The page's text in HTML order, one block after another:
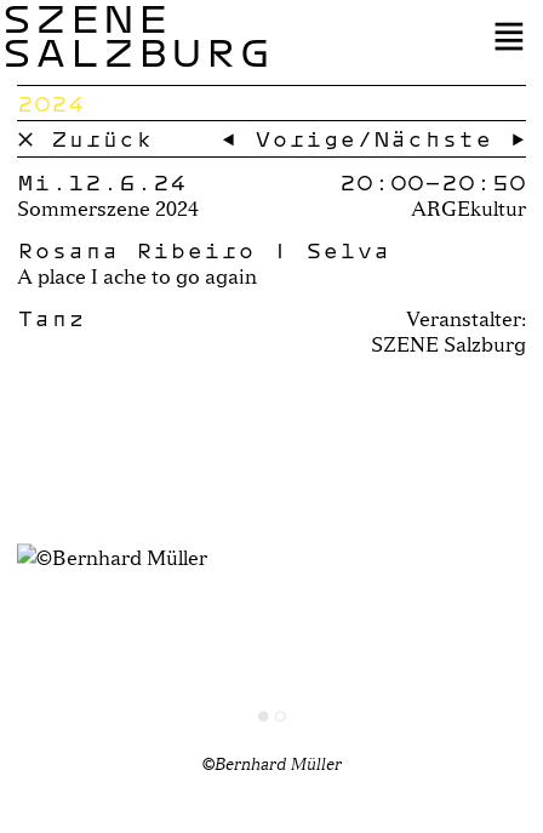
SZENE
SALZBURG
2024
× Zurück
← Vorige / Nächste →
Mi.12.6.24
Sommerszene 2024
20:00–20:50
ARGEkultur
Rosana Ribeiro | Selva
A place I ache to go again
Tanz
Veranstalter:
SZENE Salzburg
©Bernhard Müller